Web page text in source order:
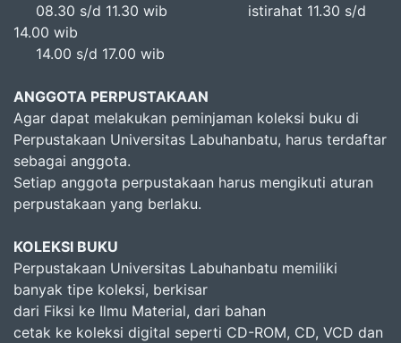
08.30 s/d 11.30 wib istirahat 11.30 s/d
14.00 wib
14.00 s/d 17.00 wib
ANGGOTA PERPUSTAKAAN
Agar dapat melakukan peminjaman koleksi buku di
Perpustakaan Universitas Labuhanbatu, harus terdaftar
sebagai anggota.
Setiap anggota perpustakaan harus mengikuti aturan
perpustakaan yang berlaku.
KOLEKSI BUKU
Perpustakaan Universitas Labuhanbatu memiliki
banyak tipe koleksi, berkisar
dari Fiksi ke Ilmu Material, dari bahan
cetak ke koleksi digital seperti CD-ROM, CD, VCD dan